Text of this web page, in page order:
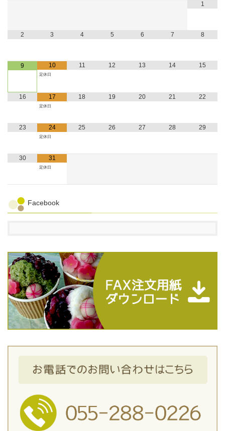
1
2 3 4 5 6 7 8
9 10
定休日
11 12 13 14 15
16 17
定休日
18 19 20 21 22
23 24
定休日
25 26 27 28 29
30 31
定休日
Facebook